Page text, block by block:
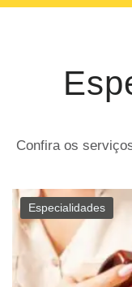
Confira os
Especialidades